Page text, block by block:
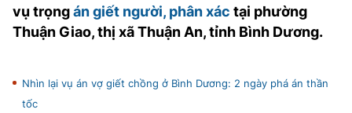
ẨM THỰC
BẠN CẦN BIẾT
INFOGRAPHIC
ẢNH
vụ trọngán giết người, phân xác tại phường
Thuận Giao, thị xã Thuận An, tỉnh Bình Dương.
Nhìn lại vụ án vợ giết chồng ở Bình Dương: 2 ngày phá án thần
tốc